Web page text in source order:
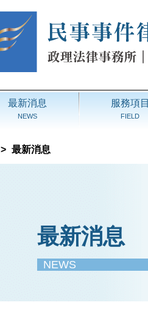
最新消息
NEWS
服務項目
FIELD
> 最新消息
最新消息
NEWS